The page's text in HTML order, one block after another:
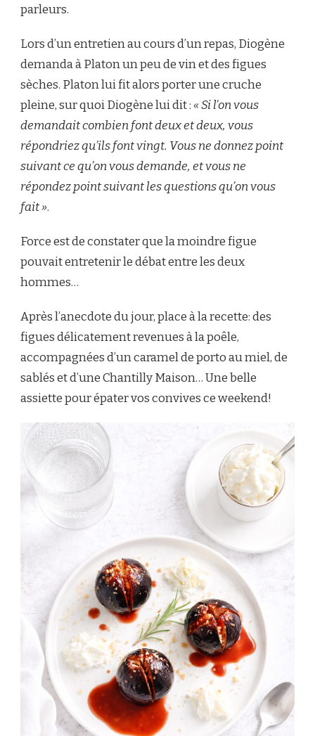
parleurs.
Lors d’un entretien au cours d’un repas, Diogène
demanda à Platon un peu de vin et des figues
sèches. Platon lui fit alors porter une cruche
pleine, sur quoi Diogène lui dit :« Si l’on vous
demandait combien font deux et deux, vous
répondriez qu’ils font vingt. Vous ne donnez point
suivant ce qu’on vous demande, et vous ne
répondez point suivant les questions qu’on vous
fait ».
Force est de constater que la moindre figue
pouvait entretenir le débat entre les deux
hommes…
Après l’anecdote du jour, place à la recette: des
figues délicatement revenues à la poêle,
accompagnées d’un caramel de porto au miel, de
sablés et d’une Chantilly Maison… Une belle
assiette pour épater vos convives ce weekend!